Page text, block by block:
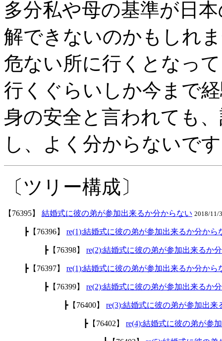
多分私や母の基準が日
解できないのかもしれ
危ない所に行くとなっ
行くぐらいしか今まで
身の安全と言われても
し、よく分からないで
〔ツリー構成〕
【76395】 結婚式に彼の弟が参加出来るか分からない 2018/11/
┣【76396】 re(1):結婚式に彼の弟が参加出来るか分から
┣【76398】 re(2):結婚式に彼の弟が参加出来るか
┣【76397】 re(1):結婚式に彼の弟が参加出来るか分から
┣【76399】 re(2):結婚式に彼の弟が参加出来るか
┣【76400】 re(3):結婚式に彼の弟が参加出来
┣【76402】 re(4):結婚式に彼の弟が参